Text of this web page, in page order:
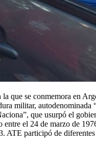
la que se conmemora en
militar, autodenominada
que usurpó el
entre el 24 de marzo de
ATE participó de